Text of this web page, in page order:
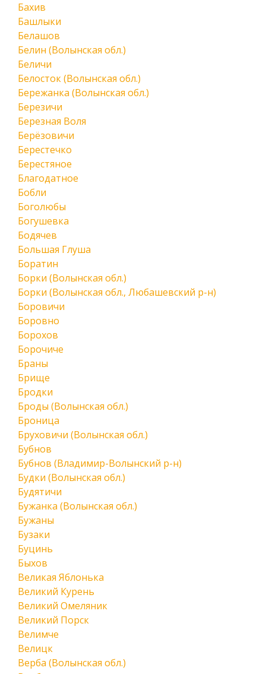
Бахив
Башлыки
Белашов
Белин (Волынская обл.)
Беличи
Белосток (Волынская обл.)
Бережанка (Волынская обл.)
Березичи
Березная Воля
Берёзовичи
Берестечко
Берестяное
Благодатное
Бобли
Боголюбы
Богушевка
Бодячев
Большая Глуша
Боратин
Борки (Волынская обл.)
Борки (Волынская обл., Любашевский р-н)
Боровичи
Боровно
Борохов
Борочиче
Браны
Брище
Бродки
Броды (Волынская обл.)
Броница
Бруховичи (Волынская обл.)
Бубнов
Бубнов (Владимир-Волынский р-н)
Будки (Волынская обл.)
Будятичи
Бужанка (Волынская обл.)
Бужаны
Бузаки
Буцинь
Быхов
Великая Яблонька
Великий Курень
Великий Омеляник
Великий Порск
Велимче
Велицк
Верба (Волынская обл.)